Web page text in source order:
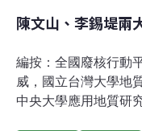
陳文山、李錫堤兩
編按：全國廢核行動
威，國立台灣大學地
中央大學應用地質研